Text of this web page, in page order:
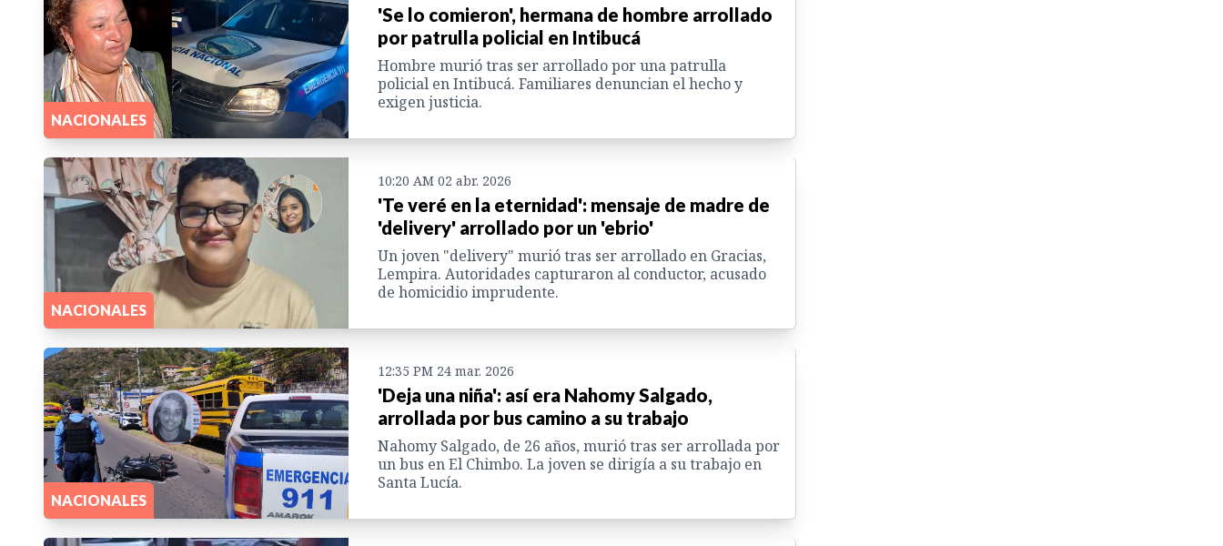
NACIONALES
'Se lo comieron', hermana de hombre arrollado
por patrulla policial en Intibucá
Hombre murió tras ser arrollado por una patrulla
policial en Intibucá. Familiares denuncian el hecho y
exigen justicia.
NACIONALES
10:20 AM 02 abr. 2026
'Te veré en la eternidad': mensaje de madre de
'delivery' arrollado por un 'ebrio'
Un joven "delivery" murió tras ser arrollado en Gracias,
Lempira. Autoridades capturaron al conductor, acusado
de homicidio imprudente.
NACIONALES
12:35 PM 24 mar. 2026
'Deja una niña': así era Nahomy Salgado,
arrollada por bus camino a su trabajo
Nahomy Salgado, de 26 años, murió tras ser arrollada por
un bus en El Chimbo. La joven se dirigía a su trabajo en
Santa Lucía.